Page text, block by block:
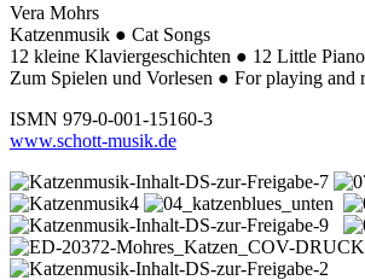
Vera Mohrs
Katzenmusik ● Cat Songs
12 kleine Klaviergeschichten ● 12 Little
Zum Spielen und Vorlesen ● For playing and
ISMN 979-0-001-15160-3
www.schott-musik.de